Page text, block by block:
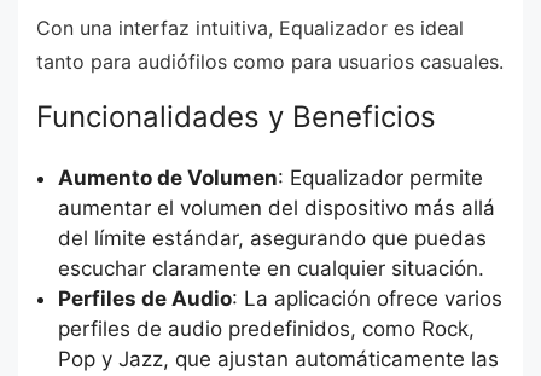
Con una interfaz intuitiva, Equalizador es ideal
tanto para audiófilos como para usuarios casuales.
Funcionalidades y Beneficios
Aumento de Volumen: Equalizador permite
aumentar el volumen del dispositivo más allá
del límite estándar, asegurando que puedas
escuchar claramente en cualquier situación.
Perfiles de Audio: La aplicación ofrece varios
perfiles de audio predefinidos, como Rock,
Pop y Jazz, que ajustan automáticamente las